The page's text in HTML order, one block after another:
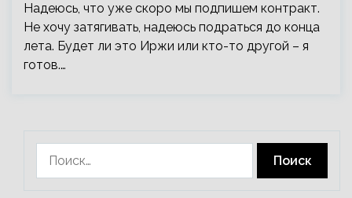
Надеюсь, что уже скоро мы подпишем контракт.
Не хочу затягивать, надеюсь подраться до конца
лета. Будет ли это Иржи или кто-то другой – я
готов.…